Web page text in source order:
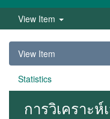
View Item
View Item
Statistics
การวิเคราะ